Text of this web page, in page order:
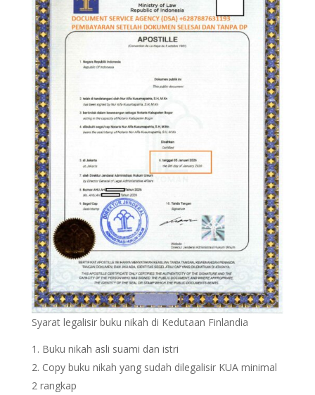
Syarat legalisir buku nikah di Kedutaan Finlandia
Buku nikah asli suami dan istri
Copy buku nikah yang sudah dilegalisir KUA minimal
2 rangkap